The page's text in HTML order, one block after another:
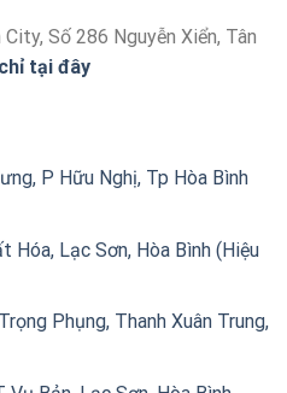
Số 286 Nguyễn Xiển, Tân
tại đây
P Hữu Nghị, Tp Hòa Bình
Hóa, Lạc Sơn, Hòa Bình (Hiệu
Phụng, Thanh Xuân Trung,